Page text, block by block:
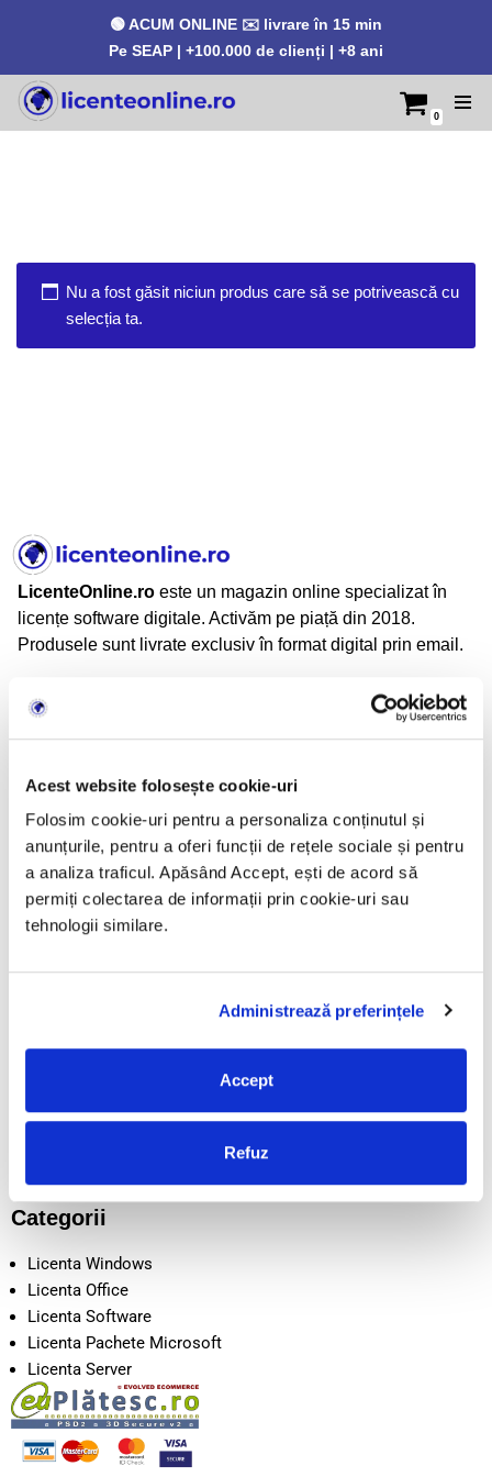
🟢 ACUM ONLINE ✉️ livrare în 15 min
Pe SEAP | +100.000 de clienți | +8 ani
Acest website folosește cookie-uri
Folosim cookie-uri pentru a personaliza conținutul și
anunțurile, pentru a oferi funcții de rețele sociale și pentru
a analiza traficul. Apăsând Accept, ești de acord să
permiți colectarea de informații prin cookie-uri sau
tehnologii similare.
Administrează preferințele
Accept
Refuz
Sari
0
Nu a fost găsit niciun produs care să se potrivească cu
selecția ta.
LicenteOnline.ro este un magazin online specializat în
licențe software digitale. Activăm pe piață din 2018.
Produsele sunt livrate exclusiv în format digital prin email.
LicenteOnline.ro este operat de LICENTEDIGITALE SRL
Adresă: Beiuș, Jud. Bihor, România
Informații
TERMENI SI CONDITII
CONFIDENTIALITATE
Intrebari frecvente
Categorii
Licenta Windows
Licenta Office
Licenta Software
Licenta Pachete Microsoft
Licenta Server